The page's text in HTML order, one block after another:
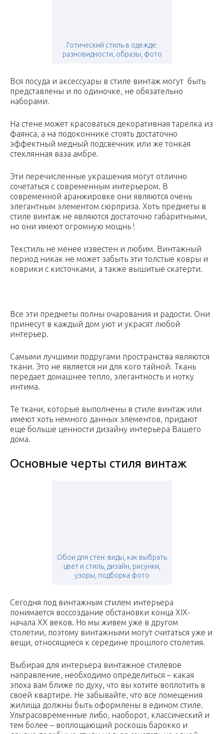
Готический стиль в одежде:
разновидности, образы, фото
Вся посуда и аксессуары в стиле винтаж могут быть
представлены и по одиночке, не обязательно
наборами.
На стене может красоваться декоративная тарелка из
фаянса, а на подоконнике стоять достаточно
эффектный медный подсвечник или же тонкая
стеклянная ваза амбре.
Эти перечисленные украшения могут отлично
сочетаться с современным интерьером. В
современной аранжировке они являются очень
элегантным элементом сюрприза. Хоть предметы в
стиле винтаж не являются достаточно габаритными,
но они имеют огромную мощнь !
Текстиль не менее известен и любим. Винтажный
период никак не может забыть эти толстые ковры и
коврики с кисточками, а также вышитые скатерти.
Все эти предметы полны очарования и радости. Они
принесут в каждый дом уют и украсят любой
интерьер.
Самыми лучшими подругами пространства являются
ткани. Это не является ни для кого тайной. Ткань
передает домашнее тепло, элегантность и нотку
интима.
Те ткани, которые выполнены в стиле винтаж или
имеют хоть немного данных элементов, придают
еще больше ценности дизайну интерьера Вашего
дома.
Основные черты стиля винтаж
Обои для стен: виды, как выбрать
цвет и стиль, дизайн, рисунки,
узоры, подборка фото
Сегодня под винтажным стилем интерьера
понимается воссоздание обстановки конца XIX-
начала XX веков. Но мы живем уже в другом
столетии, поэтому винтажными могут считаться уже и
вещи, относящиеся к середине прошлого столетия.
Выбирая для интерьера винтажное стилевое
направление, необходимо определиться – какая
эпоха вам ближе по духу, что вы хотите воплотить в
своей квартире. Не забывайте, что все помещения
жилища должны быть оформлены в едином стиле.
Ультрасовременные либо, наоборот, классический и
тем более – воплощающий роскошь барокко и